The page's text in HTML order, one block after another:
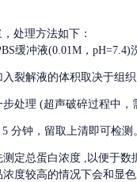
处理方法如下：
缓冲液(0.01M，pH=7.4)
裂解液的体积取决于组
步处理 (超声破碎过程中，
分钟，留取上清即可检测
定总蛋白浓度 ,以便于数
度较高的情况下会和显